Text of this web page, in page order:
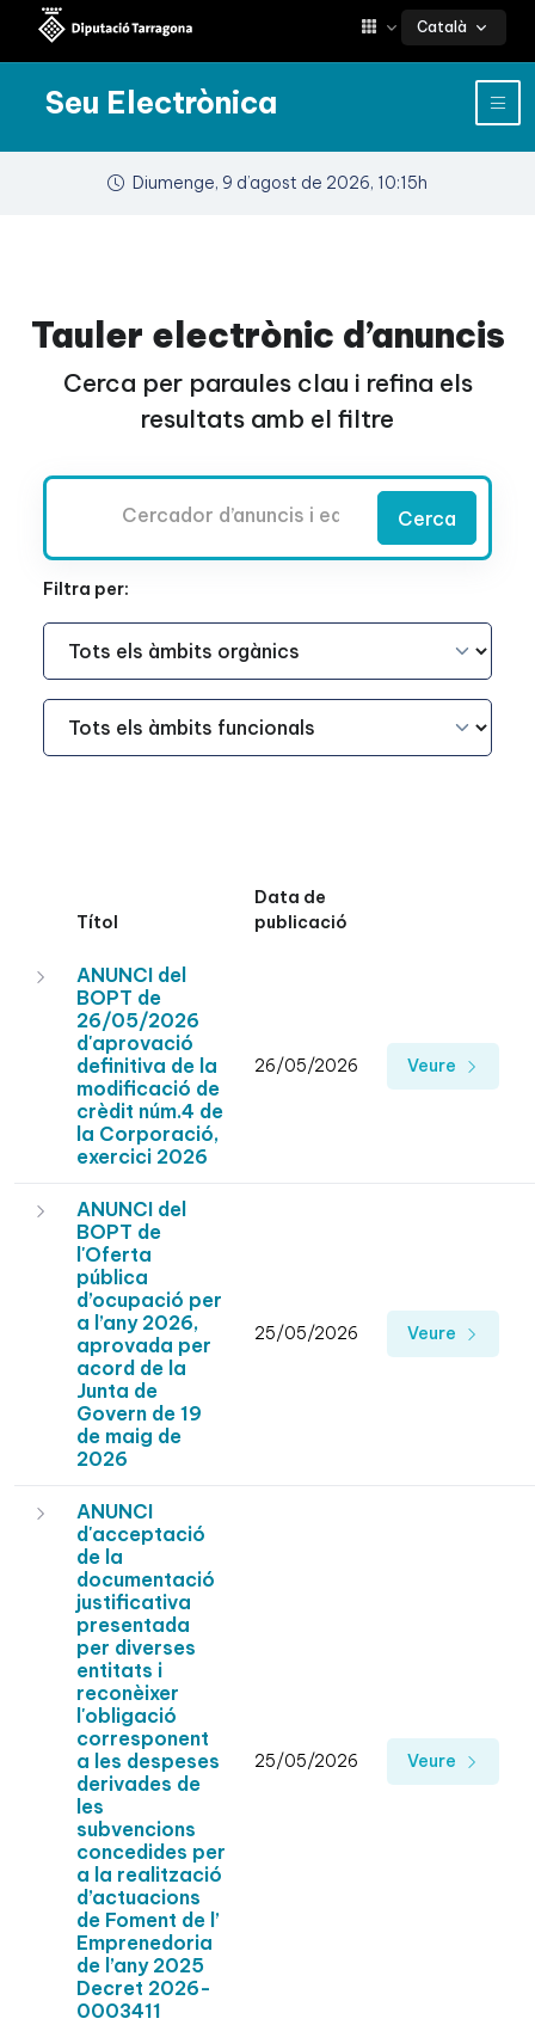
Català
Seu Electrònica
Diumenge, 9 d’agost de 2026, 10:15h
Tauler electrònic d’anuncis
Cerca per paraules clau i refina els
resultats amb el filtre
Cerca
Filtra per:
Àmbit Funcional
Àmbit Funcional
Títol
Data de
publicació
ANUNCI del
BOPT de
26/05/2026
d'aprovació
definitiva de la
modificació de
crèdit núm.4 de
la Corporació,
exercici 2026
26/05/2026 Veure
ANUNCI del
BOPT de
l'Oferta
pública
d’ocupació per
a l’any 2026,
aprovada per
acord de la
Junta de
Govern de 19
de maig de
2026
25/05/2026 Veure
ANUNCI
d'acceptació
de la
documentació
justificativa
presentada
per diverses
entitats i
reconèixer
l'obligació
corresponent
a les despeses
derivades de
les
subvencions
concedides per
a la realització
d’actuacions
de Foment de l’
Emprenedoria
de l’any 2025
Decret 2026-
0003411
25/05/2026 Veure